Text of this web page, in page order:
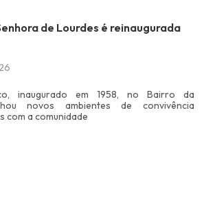
de Lourdes é reinaugurada
inaugurado em 1958, no Bairro da
novos ambientes de convivência
com a comunidade